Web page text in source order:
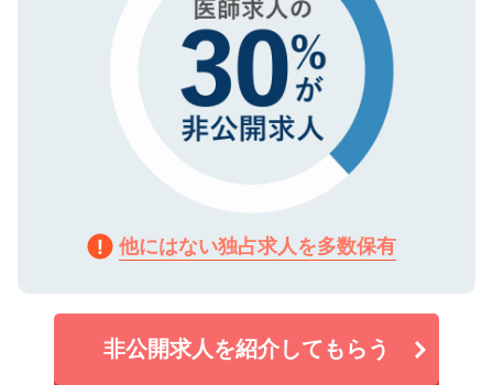
他にはない独占求人を多数保有
非公開求人を紹介してもらう